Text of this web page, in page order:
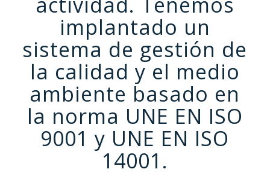
implantado un
sistema de gestión de
la calidad y el medio
ambiente basado en
la norma UNE EN ISO
9001 y UNE EN ISO
14001.